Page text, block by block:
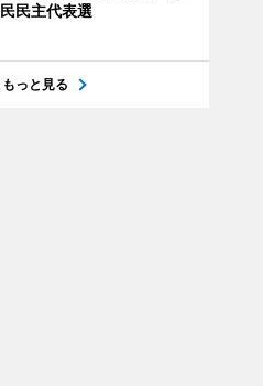
民民主代表選
もっと見る